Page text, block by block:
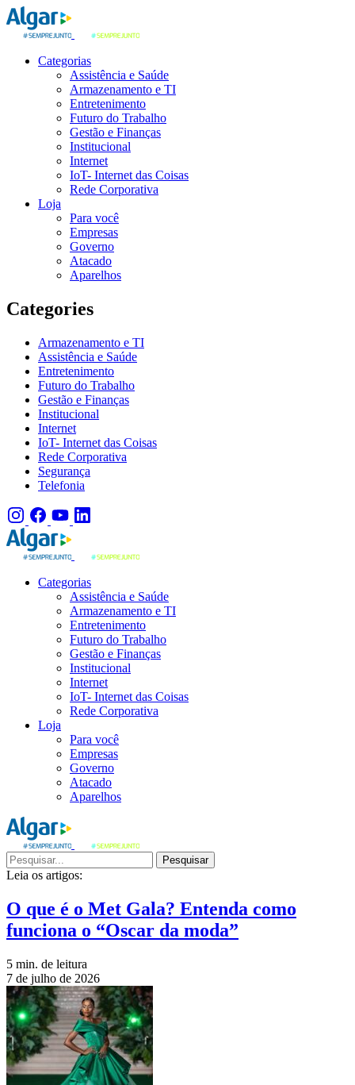
Categorias
Assistência e Saúde
Armazenamento e TI
Entretenimento
Futuro do Trabalho
Gestão e Finanças
Institucional
Internet
IoT- Internet das Coisas
Rede Corporativa
Loja
Para você
Empresas
Governo
Atacado
Aparelhos
Categories
Armazenamento e TI
Assistência e Saúde
Entretenimento
Futuro do Trabalho
Gestão e Finanças
Institucional
Internet
IoT- Internet das Coisas
Rede Corporativa
Segurança
Telefonia
Categorias
Assistência e Saúde
Armazenamento e TI
Entretenimento
Futuro do Trabalho
Gestão e Finanças
Institucional
Internet
IoT- Internet das Coisas
Rede Corporativa
Loja
Para você
Empresas
Governo
Atacado
Aparelhos
Pesquisar
Leia os artigos:
O que é o Met Gala? Entenda como
funciona o “Oscar da moda”
5 min. de leitura
7 de julho de 2026